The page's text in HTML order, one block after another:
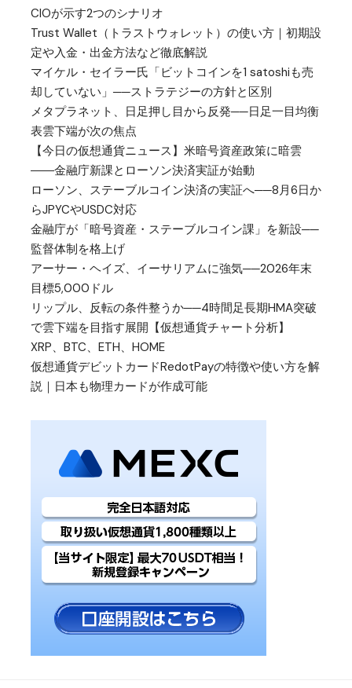
CIOが示す2つのシナリオ
Trust Wallet（トラストウォレット）の使い方｜初期設
定や入金・出金方法など徹底解説
マイケル・セイラー氏「ビットコインを1 satoshiも売
却していない」──ストラテジーの方針と区別
メタプラネット、日足押し目から反発──日足一目均衡
表雲下端が次の焦点
【今日の仮想通貨ニュース】米暗号資産政策に暗雲
――金融庁新課とローソン決済実証が始動
ローソン、ステーブルコイン決済の実証へ──8月6日か
らJPYCやUSDC対応
金融庁が「暗号資産・ステーブルコイン課」を新設──
監督体制を格上げ
アーサー・ヘイズ、イーサリアムに強気──2026年末
目標5,000ドル
リップル、反転の条件整うか──4時間足長期HMA突破
で雲下端を目指す展開【仮想通貨チャート分析】
XRP、BTC、ETH、HOME
仮想通貨デビットカードRedotPayの特徴や使い方を解
説｜日本も物理カードが作成可能